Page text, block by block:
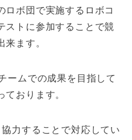
ロボ団で実施するロボコ
ストに参加することで競
来ます。
ームでの成果を目指して
ております。
力することで対応してい